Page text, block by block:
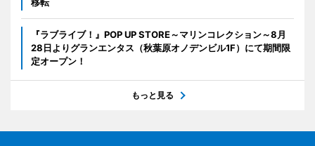
『ラブライブ！』POP UP STORE～マリンコレクション～8月
28日よりグランエンタス（秋葉原オノデンビル1F）にて期間限
定オープン！
もっと見る